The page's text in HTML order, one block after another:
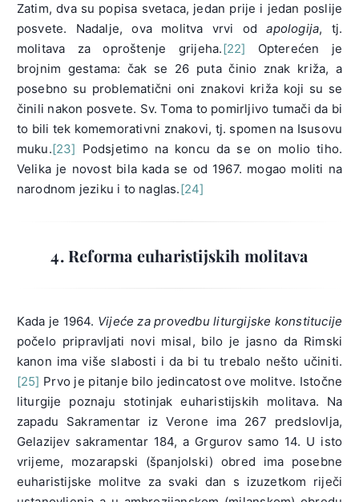
Zatim, dva su popisa svetaca, jedan prije i jedan poslije
posvete. Nadalje, ova molitva vrvi odapologija, tj.
molitava za oproštenje grijeha.[22] Opterećen je
brojnim gestama: čak se 26 puta činio znak križa, a
posebno su problematični oni znakovi križa koji su se
činili nakon posvete. Sv. Toma to pomirljivo tumači da bi
to bili tek komemorativni znakovi, tj. spomen na Isusovu
muku.[23] Podsjetimo na koncu da se on molio tiho.
Velika je novost bila kada se od 1967. mogao moliti na
narodnom jeziku i to naglas.[24]
4. Reforma euharistijskih molitava
Kada je 1964. Vijeće za provedbu liturgijske konstitucije
počelo pripravljati novi misal, bilo je jasno da Rimski
kanon ima više slabosti i da bi tu trebalo nešto učiniti.
[25] Prvo je pitanje bilo jedincatost ove molitve. Istočne
liturgije poznaju stotinjak euharistijskih molitava. Na
zapadu Sakramentar iz Verone ima 267 predslovlja,
Gelazijev sakramentar 184, a Grgurov samo 14. U isto
vrijeme, mozarapski (španjolski) obred ima posebne
euharistijske molitve za svaki dan s izuzetkom riječi